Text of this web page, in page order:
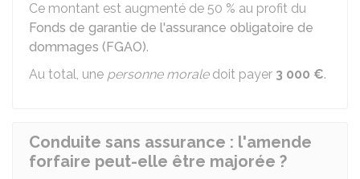
Ce montant est augmenté de 50 % au profit du
Fonds de garantie de l'assurance obligatoire de
dommages (FGAO).
Au total, une personne moraledoit payer 3 000 €.
Conduite sans assurance : l'amende
forfaire peut-elle être majorée ?